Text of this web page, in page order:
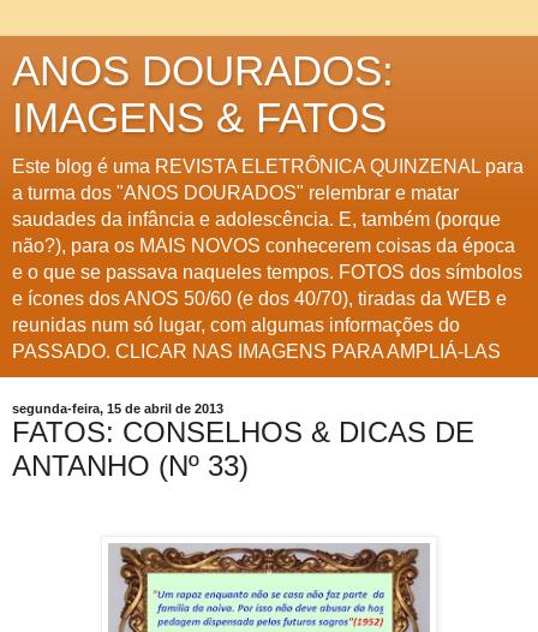
ANOS DOURADOS:
IMAGENS & FATOS
Este blog é uma REVISTA ELETRÔNICA QUINZENAL para
a turma dos "ANOS DOURADOS" relembrar e matar
saudades da infância e adolescência. E, também (porque
não?), para os MAIS NOVOS conhecerem coisas da época
e o que se passava naqueles tempos. FOTOS dos símbolos
e ícones dos ANOS 50/60 (e dos 40/70), tiradas da WEB e
reunidas num só lugar, com algumas informações do
PASSADO. CLICAR NAS IMAGENS PARA AMPLIÁ-LAS
segunda-feira, 15 de abril de 2013
FATOS: CONSELHOS & DICAS DE
ANTANHO (Nº 33)